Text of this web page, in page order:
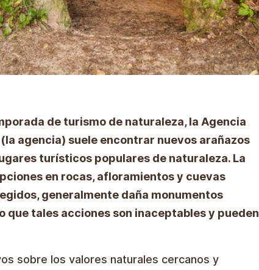
de turismo de naturaleza, la Agencia
agencia) suele encontrar nuevos arañazos
turísticos populares de naturaleza. La
en rocas, afloramientos y cuevas
generalmente daña monumentos
que tales acciones son inaceptables y pueden
sobre los valores naturales cercanos y